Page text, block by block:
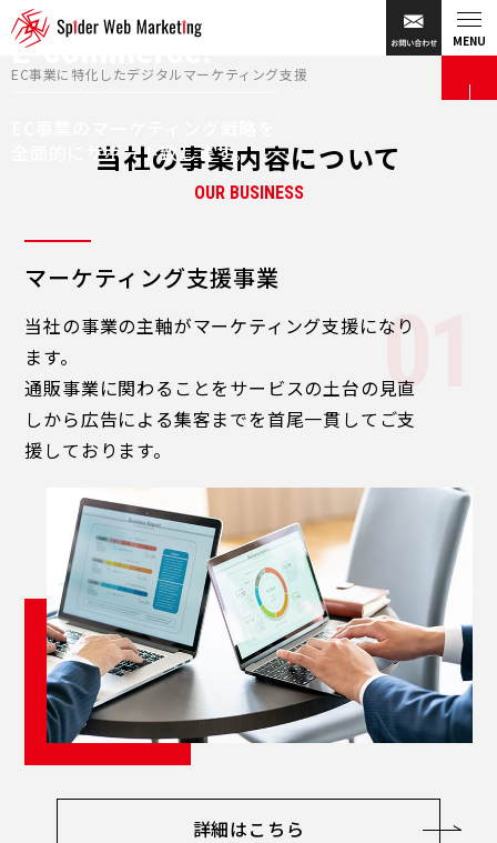
MENU
EC事業に特化したデジタルマーケティング支援
E-commerce.
全面的にサポート致します。
当社の事業内容について
OUR BUSINESS
マーケティング支援事業
当社の事業の主軸がマーケティング支援になり
ます。
通販事業に関わることをサービスの土台の見直
しから広告による集客までを首尾一貫してご支
援しております。
詳細はこちら